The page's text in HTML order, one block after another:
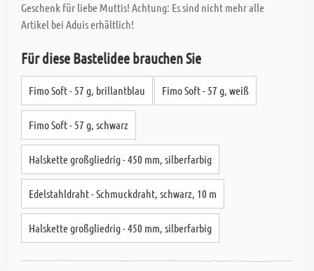
Geschenk für liebe Muttis! Achtung: Es sind nicht mehr alle
Artikel bei Aduis erhältlich!
Für diese Bastelidee brauchen Sie
Fimo Soft - 57 g, brillantblau Fimo Soft - 57 g, weiß
Fimo Soft - 57 g, schwarz
Halskette großgliedrig - 450 mm, silberfarbig
Edelstahldraht - Schmuckdraht, schwarz, 10 m
Halskette großgliedrig - 450 mm, silberfarbig